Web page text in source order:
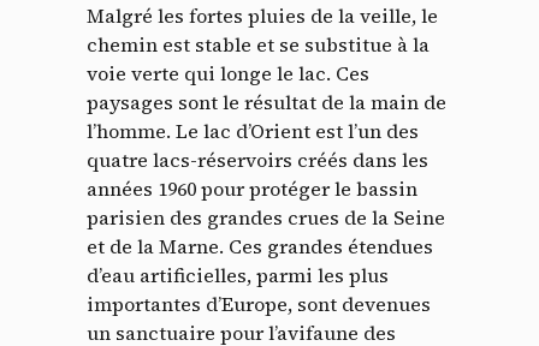
Malgré les fortes pluies de la veille, le
chemin est stable et se substitue à la
voie verte qui longe le lac. Ces
paysages sont le résultat de la main de
l’homme. Le lac d’Orient est l’un des
quatre lacs-réservoirs créés dans les
années 1960 pour protéger le bassin
parisien des grandes crues de la Seine
et de la Marne. Ces grandes étendues
d’eau artificielles, parmi les plus
importantes d’Europe, sont devenues
un sanctuaire pour l’avifaune des